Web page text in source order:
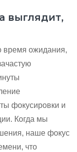
выглядит,
время ожидания,
фокусировки и
Когда мы
наше фокус
что